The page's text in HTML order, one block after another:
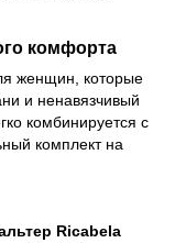
комфорта
женщин, которые
и ненавязчивый
комбинируется с
комплект на
Ricabela